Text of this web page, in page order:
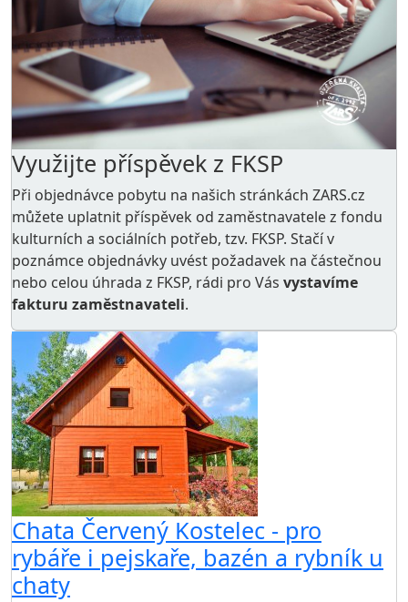
Využijte příspěvek z FKSP
Při objednávce pobytu na našich stránkách ZARS.cz
můžete uplatnit příspěvek od zaměstnavatele z fondu
kulturních a sociálních potřeb, tzv. FKSP. Stačí v
poznámce objednávky uvést požadavek na částečnou
nebo celou úhrada z FKSP, rádi pro Vás vystavíme
fakturu zaměstnavateli.
Chata Červený Kostelec - pro
rybáře i pejskaře, bazén a rybník u
chaty